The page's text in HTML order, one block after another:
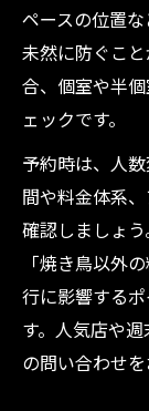
ペースの位置
未然に防ぐこ
合、個室や半
ェックです。
予約時は、人
間や料金体系
確認しましょ
「焼き鳥以外
行に影響する
す。人気店や
の問い合わせを